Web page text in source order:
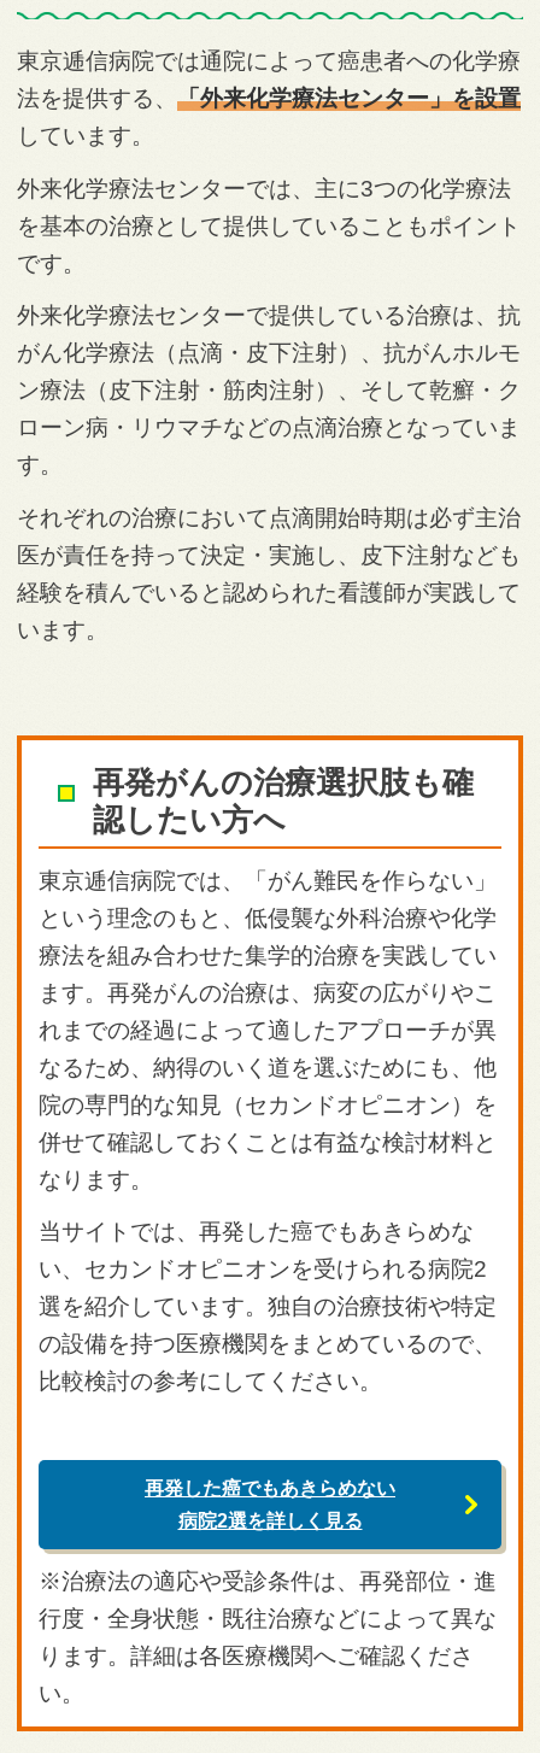
東京逓信病院では通院によって癌患者への化学療
法を提供する、 「外来化学療法センター」を設置
しています。
外来化学療法センターでは、主に3つの化学療法
を基本の治療として提供していることもポイント
です。
外来化学療法センターで提供している治療は、抗
がん化学療法（点滴・皮下注射）、抗がんホルモ
ン療法（皮下注射・筋肉注射）、そして乾癬・ク
ローン病・リウマチなどの点滴治療となっていま
す。
それぞれの治療において点滴開始時期は必ず主治
医が責任を持って決定・実施し、皮下注射なども
経験を積んでいると認められた看護師が実践して
います。
再発がんの治療選択肢も確
認したい方へ
東京逓信病院では、「がん難民を作らない」
という理念のもと、低侵襲な外科治療や化学
療法を組み合わせた集学的治療を実践してい
ます。再発がんの治療は、病変の広がりやこ
れまでの経過によって適したアプローチが異
なるため、納得のいく道を選ぶためにも、他
院の専門的な知見（セカンドオピニオン）を
併せて確認しておくことは有益な検討材料と
なります。
当サイトでは、再発した癌でもあきらめな
い、セカンドオピニオンを受けられる病院2
選を紹介しています。独自の治療技術や特定
の設備を持つ医療機関をまとめているので、
比較検討の参考にしてください。
再発した癌でもあきらめない
病院2選を詳しく見る
※治療法の適応や受診条件は、再発部位・進
行度・全身状態・既往治療などによって異な
ります。詳細は各医療機関へご確認くださ
い。